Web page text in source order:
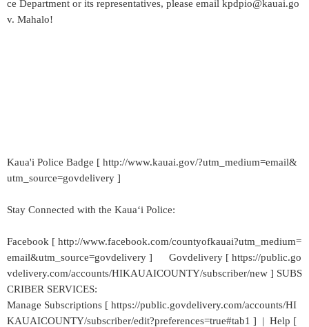
ce Department or its representatives, please email kpdpio@kauai.go
v. Mahalo!
Kaua'i Police Badge [ http://www.kauai.gov/?utm_medium=email&
utm_source=govdelivery ]
Stay Connected with the Kaua‘i Police:
Facebook [ http://www.facebook.com/countyofkauai?utm_medium=
email&utm_source=govdelivery ] Govdelivery [ https://public.go
vdelivery.com/accounts/HIKAUAICOUNTY/subscriber/new ] SUBS
CRIBER SERVICES:
Manage Subscriptions [ https://public.govdelivery.com/accounts/HI
KAUAICOUNTY/subscriber/edit?preferences=true#tab1 ] | Help [